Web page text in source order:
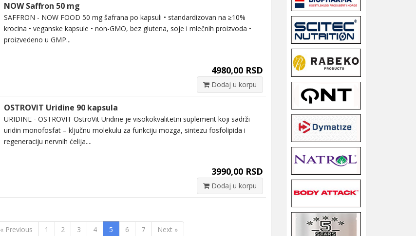
NOW Saffron 50 mg
SAFFRON - NOW FOOD 50 mg šafrana po kapsuli • standardizovan na ≥10%
krocina • veganske kapsule • non-GMO, bez glutena, soje i mlečnih proizvoda •
proizvedeno u GMP...
4980,00 RSD
Dodaj u korpu
OSTROVIT Uridine 90 kapsula
URIDINE - OSTROVIT OstroVit Uridine je visokokvalitetni suplement koji sadrži
uridin monofosfat – ključnu molekulu za funkciju mozga, sintezu fosfolipida i
regeneraciju nervnih ćelija....
3990,00 RSD
Dodaj u korpu
« Previous 1 2 3 4 5 6 7 Next »